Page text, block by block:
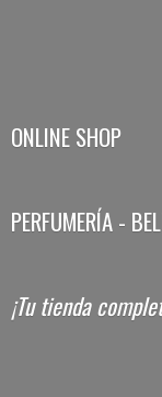
ONLINE SHOP
PERFUMERÍA -
¡Tu tienda